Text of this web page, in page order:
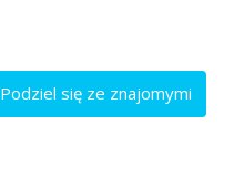
Podziel się ze znajomymi